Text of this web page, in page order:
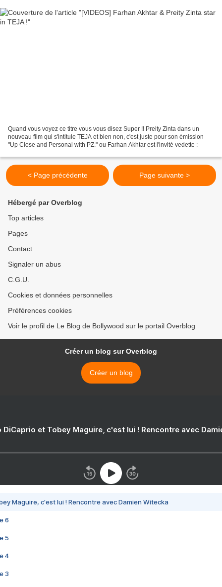
Quand vous voyez ce titre vous vous disez Super !! Preity Zinta dans un
nouveau film qui s'intitule TEJA et bien non, c'est juste pour son émission
"Up Close and Personal with PZ." ou Farhan Akhtar est l'invité vedette :
< Page précédente Page suivante >
Hébergé par Overblog
Top articles
Pages
Contact
Signaler un abus
C.G.U.
Cookies et données personnelles
Préférences cookies
Voir le profil de Le Blog de Bollywood sur le portail Overblog
Créer un blog sur Overblog
Créer un blog
DiCaprio et Tobey Maguire, c'est lui ! Rencontre avec
Maguire, c'est lui ! Rencontre avec Damien Witecka
6
5
4
3